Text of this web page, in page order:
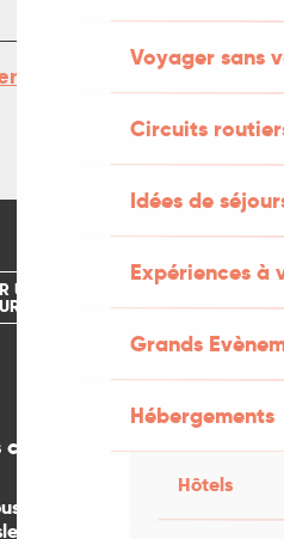
Voyager sans
Circuits
Idées de
Expériences à
Grands
Hébergements
Hôtels
une erreur
UN OFFICE DE
gratuitement
mensuelle